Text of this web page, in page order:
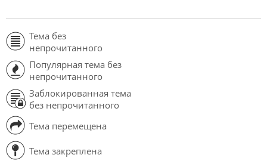
Тема без
непрочитанного
Популярная тема без
непрочитанного
Заблокированная тема
без непрочитанного
Тема перемещена
Тема закреплена